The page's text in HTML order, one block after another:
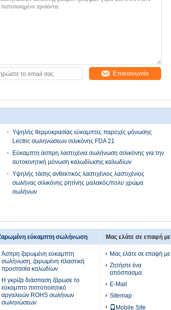
Επικοινωνία
Υψηλής θερμοκρασίας εύκαμπτες παροχές μόνωσης
Lectric σωληνώσεων σιλικόνης FDA 21
Εύκαμπτη άσπρη λαστιχένια σωλήνωση σιλικόνης για την
αυτοκινητική μόνωση καλωδίωσης καλωδίων
Υψηλής τάσης ανθεκτικός λαστιχένιος λαστιχένιος
σωλήνας σιλικόνης ρητίνης μαλακός/πολυ χρώμα
σωλήνων
εύκαμπτη σωλήνωση
Άσπρη ζαρωμένη εύκαμπτη
σωλήνωση, ζαρωμένη πλαστική
προστασία καλωδίων
Η γκρίζα διάσπαση ζάρωσε το
εύκαμπτο πιστοποιητικό
αργαλειών ROHS σωλήνων
σωληνώσεων
Μας ελάτε σε επαφή με
Μας ελάτε σε επαφή με
Ζητήστε ένα
απόσπασμα
E-Mail
Sitemap
Mobile Site